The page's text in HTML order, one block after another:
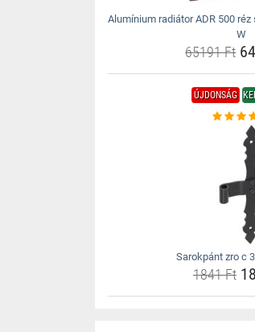
Alumínium radiátor ADR 500
W
65191 Ft
ÚJDONSÁG
Sarokpánt zro c
1841 Ft